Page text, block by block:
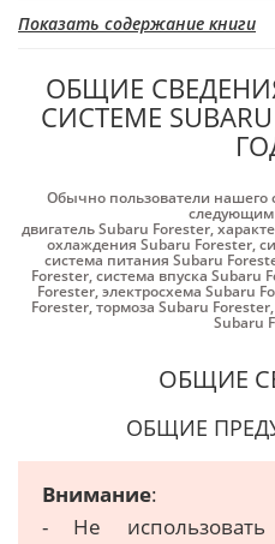
Показать содержание книги
ОБЩИЕ
СИСТЕМЕ SUBARU
Обычно пользователи нашего
следующим
двигатель Subaru Forester,
охлаждения Subaru Forester,
система питания Subaru
Forester,система впуска Subaru
Forester,электросхема Subaru
Forester,тормоза Subaru Forester,
Subaru
ОБЩИЕ
ОБЩИЕ
Внимание:
- Не